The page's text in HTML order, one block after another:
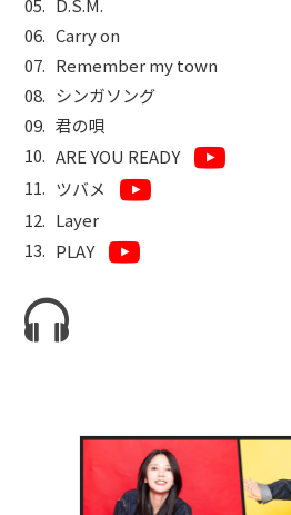
D.S.M.
Carry on
Remember my town
シンガソング
君の唄
ARE YOU READY
ツバメ
Layer
PLAY